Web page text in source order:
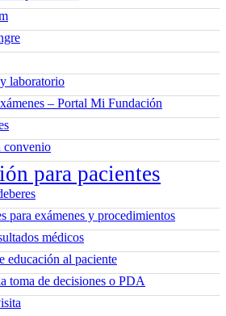
laboratorio
– Portal Mi Fundación
convenio
para pacientes
para exámenes y procedimientos
médicos
educación al paciente
toma de decisiones o PDA